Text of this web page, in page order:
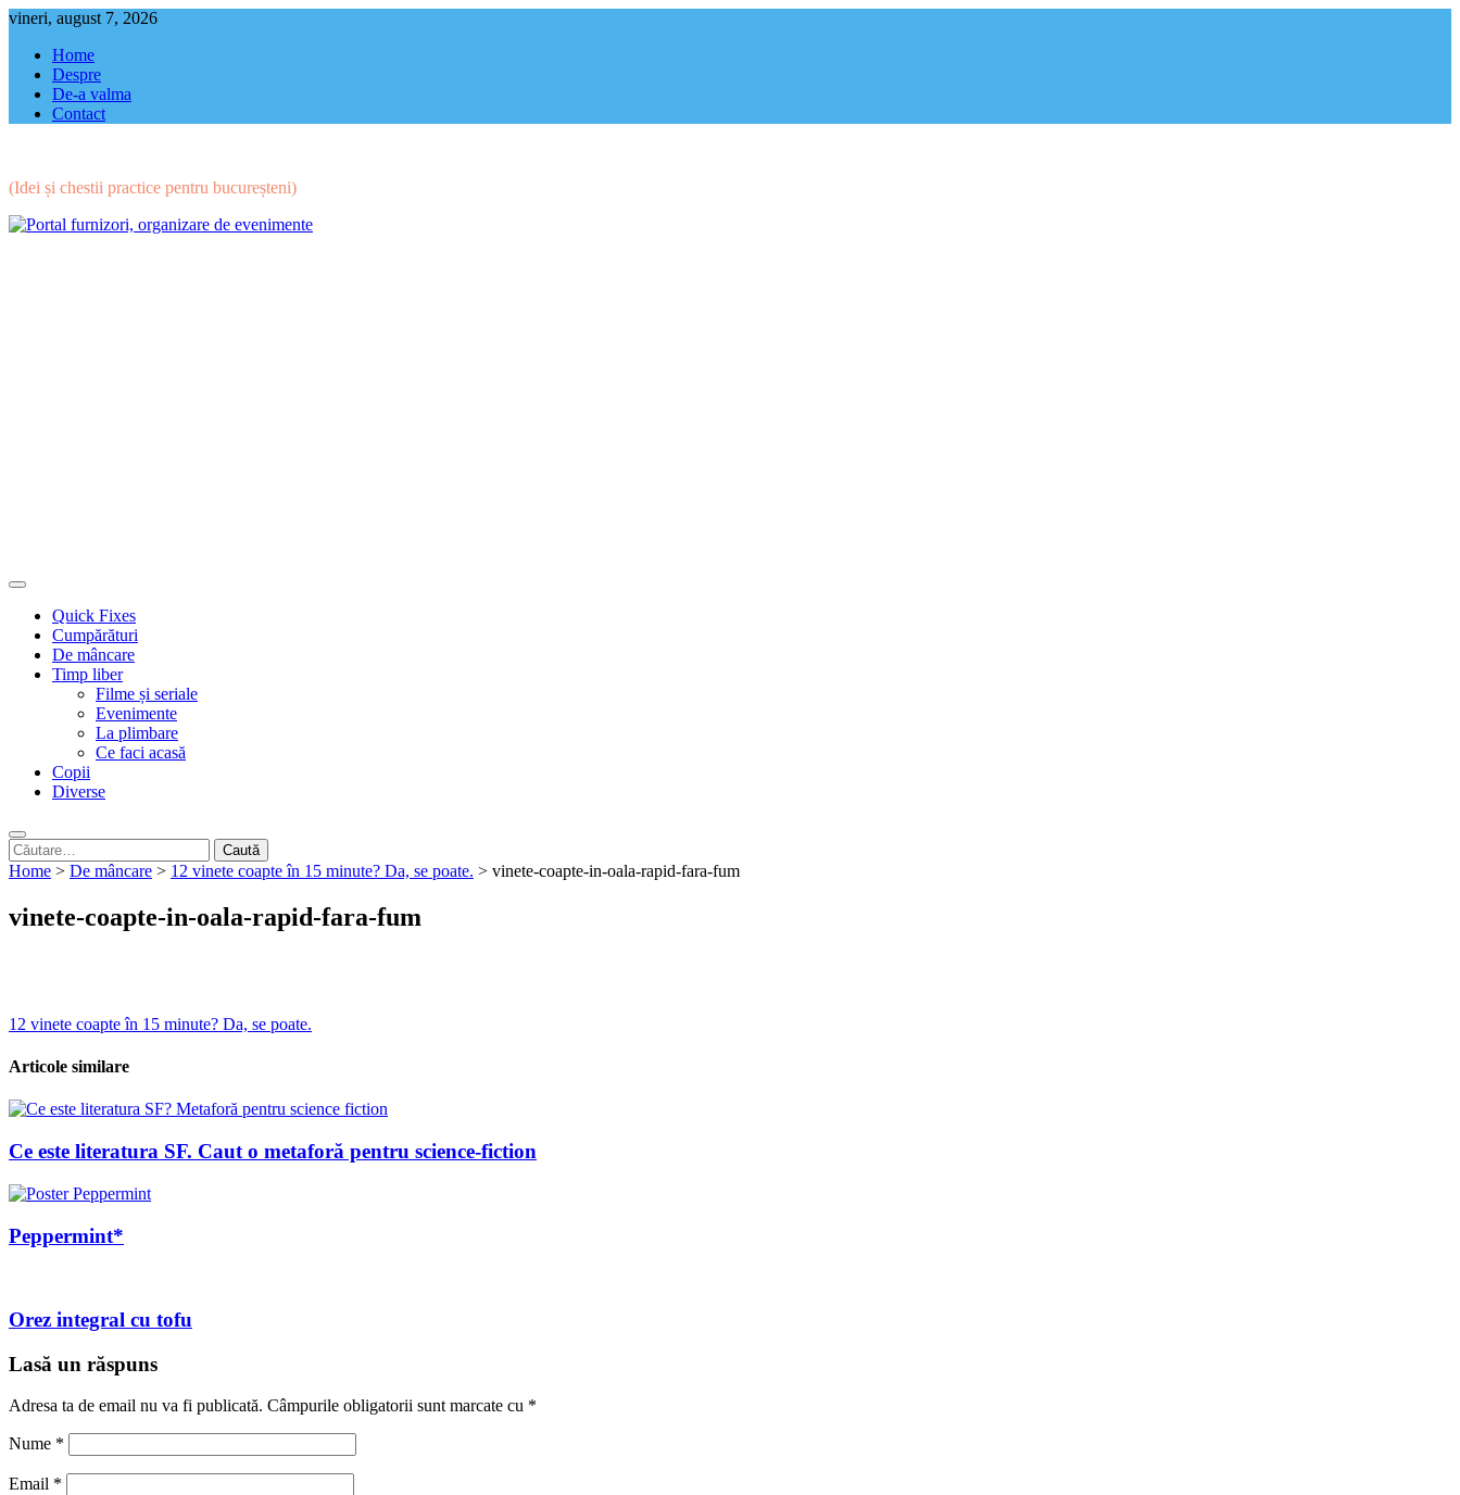
Skip
content
vineri, august 7, 2026
Home
Despre
De-a valma
Contact
(Idei și chestii practice pentru bucureșteni)
Quick Fixes
Cumpărături
De mâncare
Timp liber
Filme și seriale
Evenimente
La plimbare
Ce faci acasă
Copii
Diverse
Caută
după:
Home > De mâncare > 12 vinete coapte în 15 minute? Da, se poate. > vinete-coapte-in-oala-rapid-fara-fum
vinete-coapte-in-oala-rapid-fara-fum
Navigare
în
12 vinete coapte în 15 minute? Da, se poate.
Articole similare
Ce este literatura SF. Caut o metaforă pentru science-fiction
Peppermint*
Orez integral cu tofu
Lasă un răspuns
Adresa ta de email nu va fi publicată. Câmpurile obligatorii sunt marcate cu *
Nume *
Email *